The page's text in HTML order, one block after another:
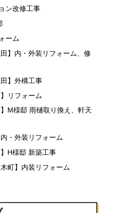
ン改修工事
ーム
田】内・外装リフォーム、修
田】外構工事
リフォーム
】M様邸 雨樋取り換え、軒天
内・外装リフォーム
】H様邸 新築工事
木町】内装リフォーム